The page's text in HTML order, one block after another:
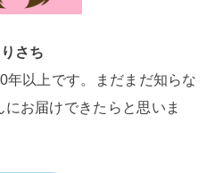
さち
年以上です。まだまだ知らな
お届けできたらと思いま